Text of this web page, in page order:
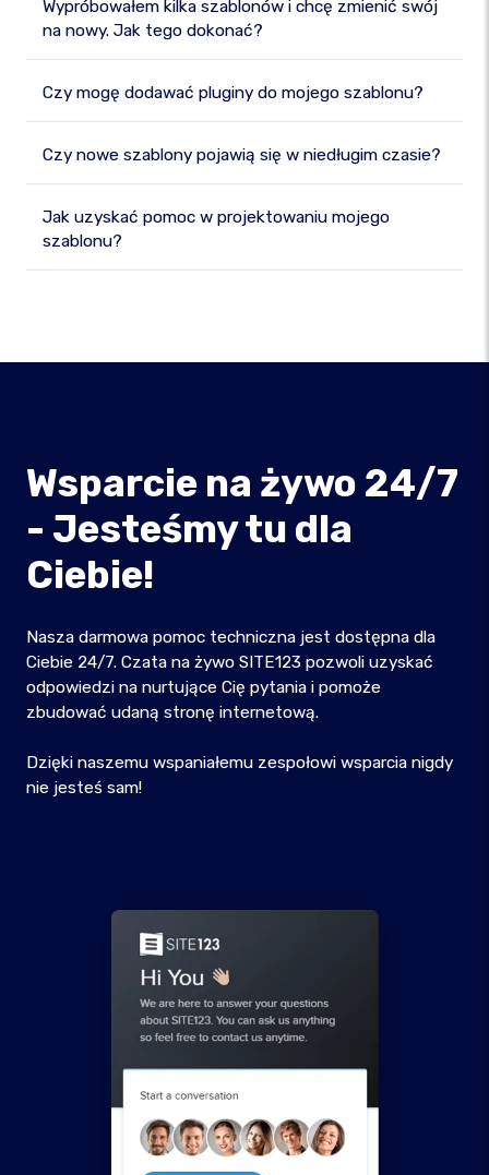
Wypróbowałem kilka szablonów i chcę zmienić swój
na nowy. Jak tego dokonać?
Czy mogę dodawać pluginy do mojego szablonu?
Czy nowe szablony pojawią się w niedługim czasie?
Jak uzyskać pomoc w projektowaniu mojego
szablonu?
Wsparcie na żywo 24/7
- Jesteśmy tu dla
Ciebie!
Nasza darmowa pomoc techniczna jest dostępna dla
Ciebie 24/7. Czata na żywo SITE123 pozwoli uzyskać
odpowiedzi na nurtujące Cię pytania i pomoże
zbudować udaną stronę internetową.
Dzięki naszemu wspaniałemu zespołowi wsparcia nigdy
nie jesteś sam!